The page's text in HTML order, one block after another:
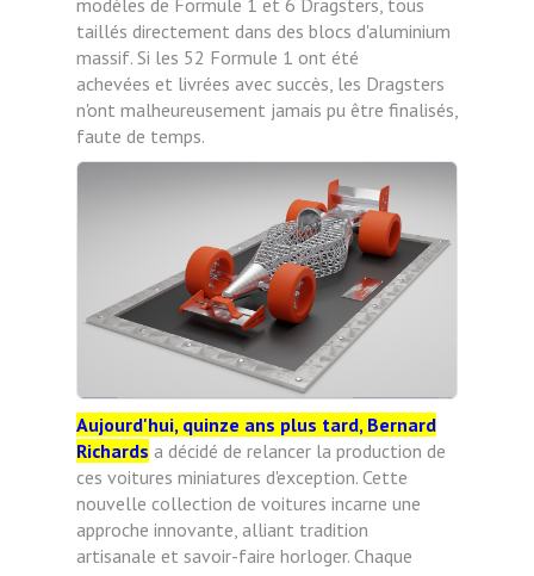
modèles de Formule 1 et 6 Dragsters, tous
taillés directement dans des blocs d'aluminium
massif. Si les 52 Formule 1 ont été
achevées et livrées avec succès, les Dragsters
n'ont malheureusement jamais pu être finalisés,
faute de temps.
Aujourd'hui, quinze ans plus tard, Bernard
Richards a décidé de relancer la production de
ces voitures miniatures d'exception. Cette
nouvelle collection de voitures incarne une
approche innovante, alliant tradition
artisanale et savoir-faire horloger. Chaque